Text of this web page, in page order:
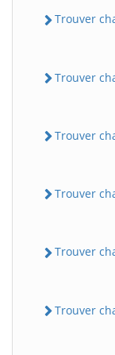
Trouver
Trouver
Trouver
Trouver
Trouver
Trouver